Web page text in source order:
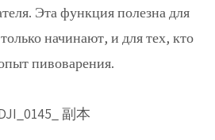
Эта функция полезна для
начинают, и для тех, кто
пивоварения.